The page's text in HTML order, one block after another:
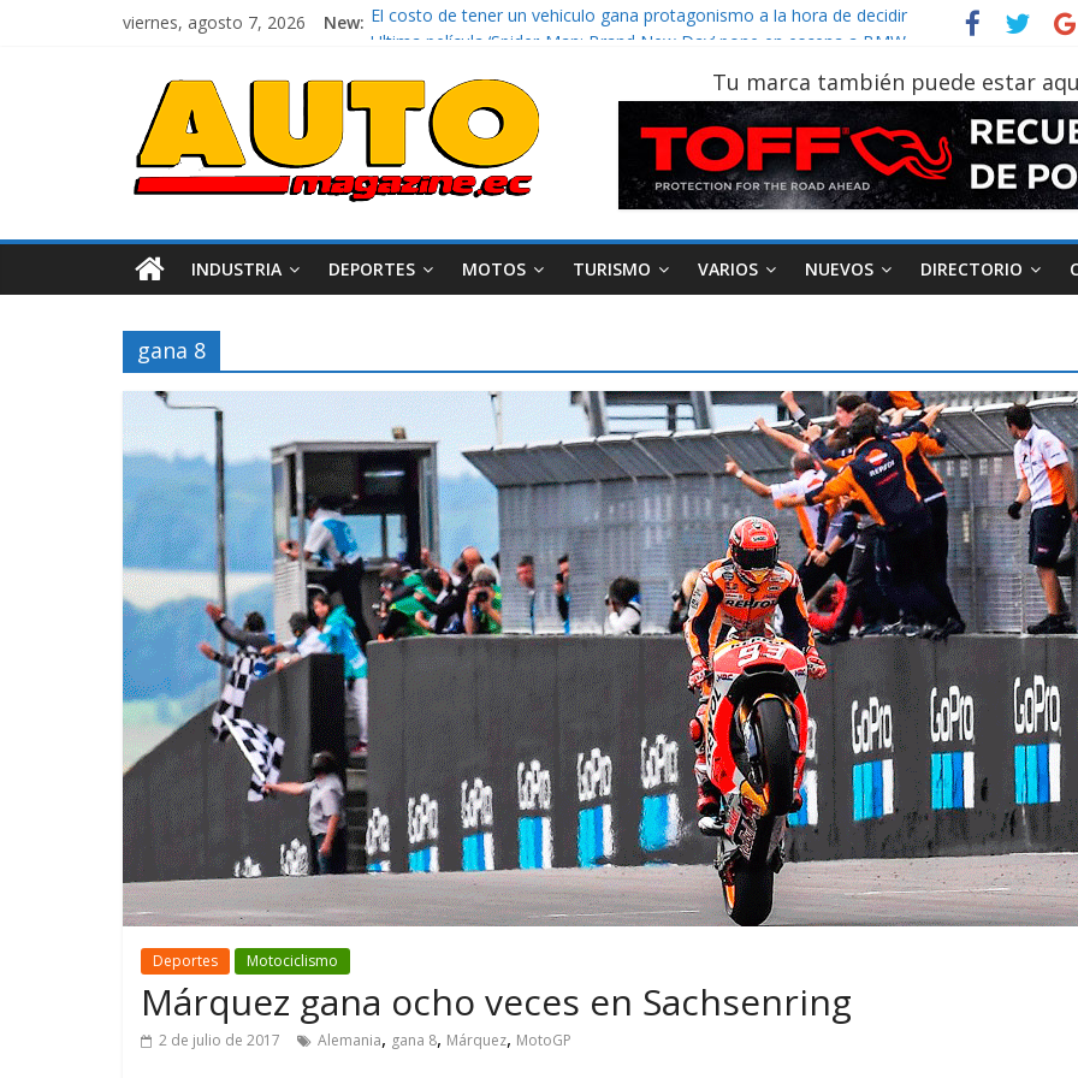
viernes, agosto 7, 2026 New: El costo de tener un vehículo gana protagonismo a la hora de decidir
¿Qué puede pasar con tu vehículo si permanece varios días sin usar?
La Vuelta al Ecuador 2026, edición 47ª, recorre 7 provincias en 8 días
La FEDAK recibe 12 Sinotruk Bolden para cubrir las rutas de La Vuelta
Tu marca también puede estar
INDUSTRIA DEPORTES MOTOS TURISMO VARIOS NUEVOS DIRECTORIO
gana 8
Deportes Motociclismo
Márquez gana ocho veces en Sachsenring
2 de julio de 2017 Alemania, gana 8, Márquez, MotoGP
Movilidad Varios
GM reafirma su
compromiso con movilidad
más segura y conectada
Movilidad Turismo Varios
¿Qué puede pasar con tu
vehículo si permanece
varios días sin usar?
AEADE Industria Motociclismo
Movilidad
Campaña busca cambiar
destino de los
en la región